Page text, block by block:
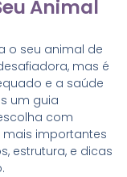
Animal
o seu animal de
mas é
e a saúde
um guia
com
importantes
estrutura, e dicas